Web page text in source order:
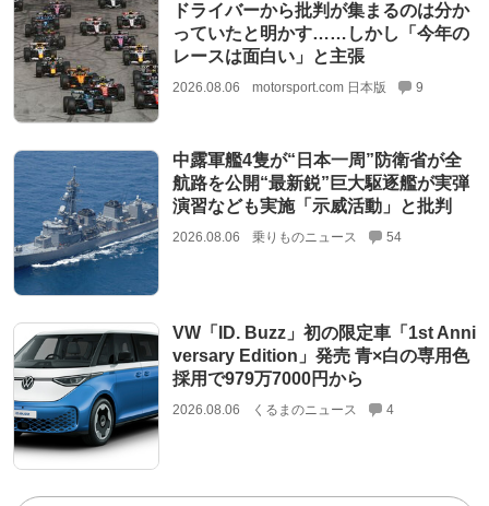
ドライバーから批判が集まるのは分か
っていたと明かす……しかし「今年の
レースは面白い」と主張
2026.08.06 motorsport.com 日本版 9
中露軍艦4隻が“日本一周”防衛省が全
航路を公開“最新鋭”巨大駆逐艦が実弾
演習なども実施「示威活動」と批判
2026.08.06 乗りものニュース 54
VW「ID. Buzz」初の限定車「1st Anni
versary Edition」発売 青×白の専用色
採用で979万7000円から
2026.08.06 くるまのニュース 4